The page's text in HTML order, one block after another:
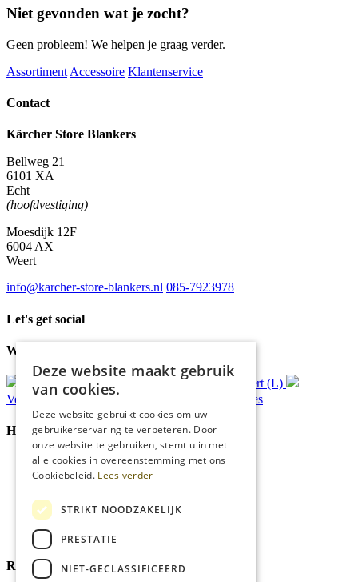
aantal
Niet gevonden wat je zocht?
Geen probleem! We helpen je graag verder.
Assortiment Accessoire Klantenservice
Contact
Kärcher Store Blankers
Bellweg 21
6101 XA
Echt
(hoofdvestiging)
Moesdijk 12F
6004 AX
Weert
info@karcher-store-blankers.nl 085-7923978
Let's get social
Waar wij voor staan
bezorging*
Ophalen in Echt of Weert (L)
Verzonden binnen 48 uur* advies
Handige Links
Home
Klantenservice
Blog
Privacyverklaring
Cookies
Reviewmerk
Deze website maakt gebruik
van cookies.
Deze website gebruikt cookies om uw
gebruikerservaring te verbeteren. Door
onze website te gebruiken, stemt u in met
alle cookies in overeenstemming met ons
Cookiebeleid. Lees verder
STRIKT NOODZAKELIJK
PRESTATIE
NIET-GECLASSIFICEERD